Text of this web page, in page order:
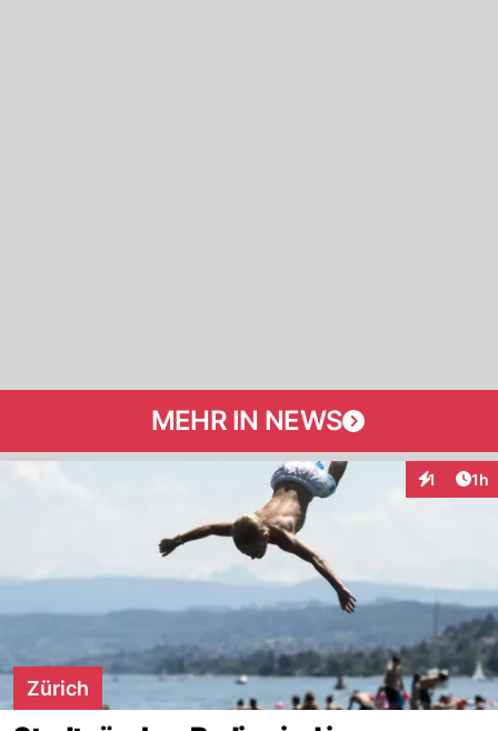
MEHR IN NEWS
1 1h
Zürich